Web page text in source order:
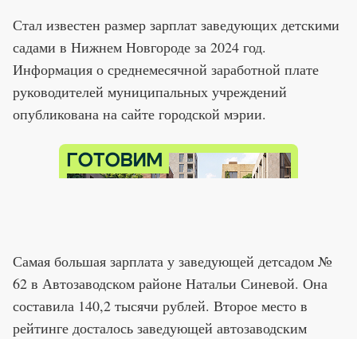
Стал известен размер зарплат заведующих детскими
садами в Нижнем Новгороде за 2024 год.
Информация о среднемесячной заработной плате
руководителей муниципальных учреждений
опубликована на сайте городской мэрии.
Самая большая зарплата у заведующей детсадом №
62 в Автозаводском районе Натальи Синевой. Она
составила 140,2 тысячи рублей. Второе место в
рейтинге досталось заведующей автозаводским